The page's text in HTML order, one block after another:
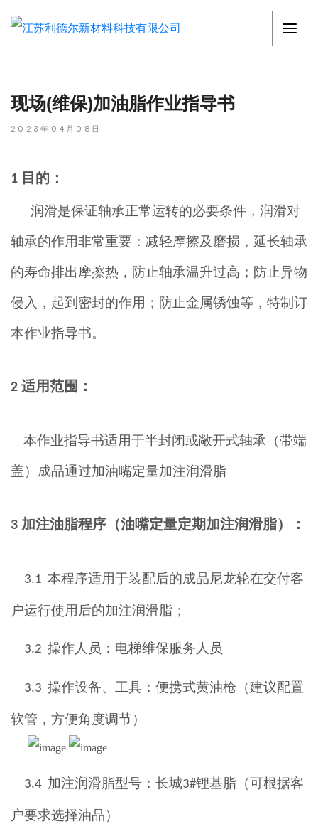
现场(维保)加油脂作业指导书
2023年04月08日
1 目的：
润滑是保证轴承正常运转的必要条件，润滑对
轴承的作用非常重要： 减轻摩擦及磨损，延长轴承
的寿命排出摩擦热，防止轴承温升过高；防止异物
侵入，起到密封的作用；防止金属锈蚀等，特制订
本作业指导书。
2 适用范围：
本作业指导书适用于半封闭或敞开式轴承（带端
盖）成品通过加油嘴定量加注润滑脂
3 加注油脂程序（油嘴定量定期加注润滑脂）：
3.1 本程序适用于装配后的成品尼龙轮在交付客
户运行使用后的加注润滑脂 ；
3.2 操作人员：电梯维保服务人员
3.3 操作设备、工具： 便携式黄油枪 （建议配置
软管，方便角度调节）
3.4 加注润滑脂型号：长城3#锂基脂（可根据客
户要求选择油品）